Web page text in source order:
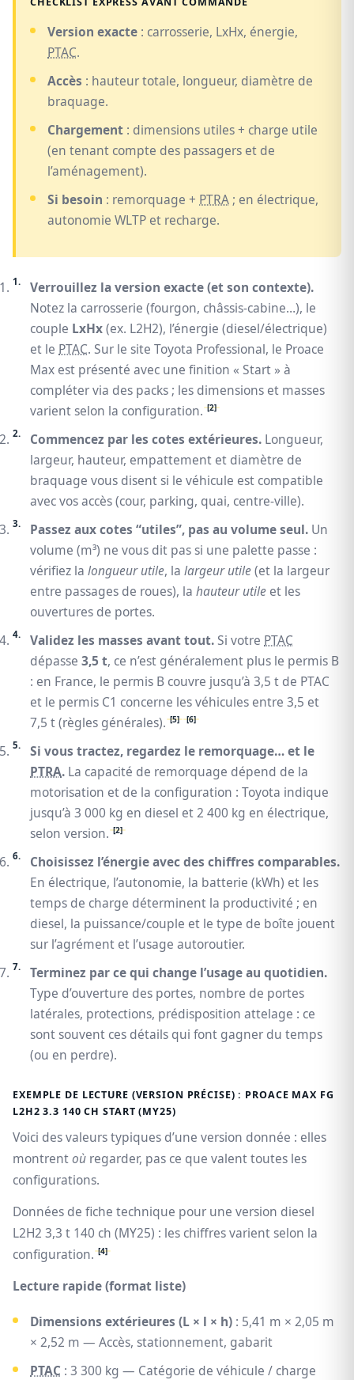
Version exacte : carrosserie, LxHx, énergie,
PTAC.
Accès : hauteur totale, longueur, diamètre de
braquage.
Chargement : dimensions utiles + charge utile
(en tenant compte des passagers et de
l’aménagement).
Si besoin : remorquage + PTRA ; en électrique,
autonomie WLTP et recharge.
Verrouillez la version exacte (et son contexte).
Notez la carrosserie (fourgon, châssis-cabine…), le
couple LxHx(ex. L2H2), l’énergie (diesel/électrique)
et le PTAC. Sur le site Toyota Professional, le Proace
Max est présenté avec une finition « Start » à
compléter via des packs ; les dimensions et masses
varient selon la configuration. [2]
Commencez par les cotes extérieures. Longueur,
largeur, hauteur, empattement et diamètre de
braquage vous disent si le véhicule est compatible
avec vos accès (cour, parking, quai, centre-ville).
Passez aux cotes “utiles”, pas au volume seul. Un
volume (m³) ne vous dit pas si une palette passe :
vérifiez la longueur utile, la largeur utile(et la largeur
entre passages de roues), la hauteur utile et les
ouvertures de portes.
Validez les masses avant tout.Si votre PTAC
dépasse 3,5 t, ce n’est généralement plus le permis B
: en France, le permis B couvre jusqu’à 3,5 t de PTAC
et le permis C1 concerne les véhicules entre 3,5 et
7,5 t (règles générales). [5] [6]
Si vous tractez, regardez le remorquage… et le
PTRA. La capacité de remorquage dépend de la
motorisation et de la configuration : Toyota indique
jusqu’à 3 000 kg en diesel et 2 400 kg en électrique,
selon version. [2]
Choisissez l’énergie avec des chiffres comparables.
En électrique, l’autonomie, la batterie (kWh) et les
temps de charge déterminent la productivité ; en
diesel, la puissance/couple et le type de boîte jouent
sur l’agrément et l’usage autoroutier.
Terminez par ce qui change l’usage au quotidien.
Type d’ouverture des portes, nombre de portes
latérales, protections, prédisposition attelage : ce
sont souvent ces détails qui font gagner du temps
(ou en perdre).
EXEMPLE DE LECTURE (VERSION PRÉCISE) : PROACE MAX FG
L2H2 3.3 140 CH START (MY25)
Voici des valeurs typiques d’une version donnée : elles
montrentoù regarder, pas ce que valent toutes les
configurations.
Données de fiche technique pour une version diesel
L2H2 3,3 t 140 ch (MY25) : les chiffres varient selon la
configuration. [4]
Lecture rapide (format liste)
Dimensions extérieures (L × l × h) : 5,41 m × 2,05 m
× 2,52 m — Accès, stationnement, gabarit
PTAC : 3 300 kg — Catégorie de véhicule / charge